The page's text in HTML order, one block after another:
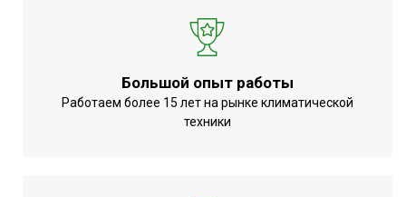
Большой опыт работы
Работаем более 15 лет на рынке климатической
техники